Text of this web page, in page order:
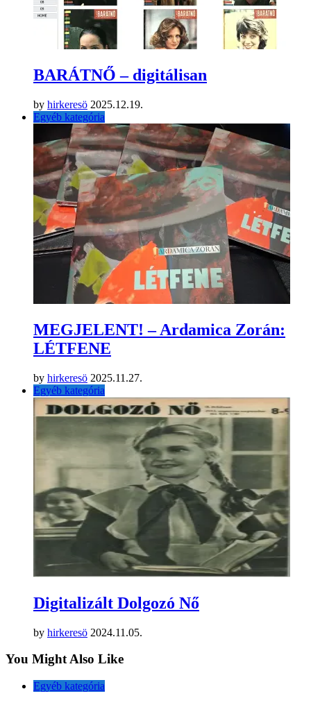
BARÁTNŐ – digitálisan
by hirkeresö 2025.12.19.
Egyéb kategória
MEGJELENT! – Ardamica Zorán:
LÉTFENE
by hirkeresö 2025.11.27.
Egyéb kategória
Digitalizált Dolgozó Nő
by hirkeresö 2024.11.05.
You Might Also Like
Egyéb kategória